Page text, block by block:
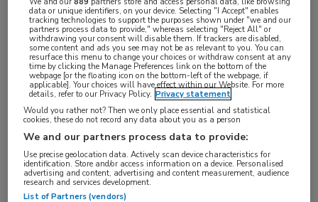
Vakgebieden:
Infectieziekten
Aandachtsgebieden:
HIV
Tags:
antiretrovirale therapie,emtricitabine,PrEP,
tenofovirdisoproxilfumaraat
data or unique identifiers, on your device. Selecting "I Accept" enables
tracking technologies to support the purposes shown under "we and our
partners process data to provide," whereas selecting "Reject All" or
withdrawing your consent will disable them. If trackers are disabled,
some content and ads you see may not be as relevant to you. You can
resurface this menu to change your choices or withdraw consent at any
time by clicking the Manage Preferences link on the bottom of the
webpage [or the floating icon on the bottom-left of the webpage, if
applicable]. Your choices will have effect within our Website. For more
details, refer to our Privacy Policy. Privacy statement
Would you rather not? Then we only place essential and statistical
cookies, these do not record any data about you as a person
We and our partners process data to provide:
Use precise geolocation data. Actively scan device characteristics for
identification. Store and/or access information on a device. Personalised
advertising and content, advertising and content measurement, audience
research and services development.
List of Partners (vendors)